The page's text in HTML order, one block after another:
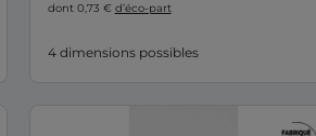
dont 0,73 € d’éco-part
4 dimensions possibles